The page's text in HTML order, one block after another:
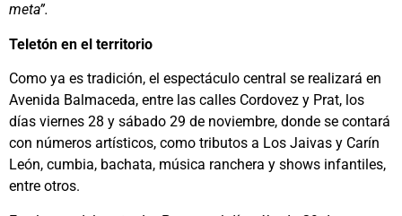
meta”.
Teletón en el territorio
Como ya es tradición, el espectáculo central se realizará en
Avenida Balmaceda, entre las calles Cordovez y Prat, los
días viernes 28 y sábado 29 de noviembre, donde se contará
con números artísticos, como tributos a Los Jaivas y Carín
León, cumbia, bachata, música ranchera y shows infantiles,
entre otros.